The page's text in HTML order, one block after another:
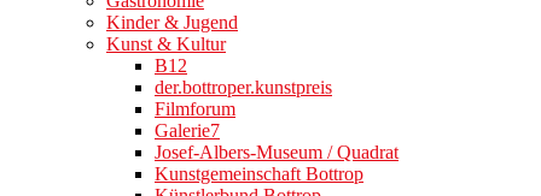
Kinder & Jugend
Kunst & Kultur
B12
der.bottroper.kunstpreis
Filmforum
Galerie7
Josef-Albers-Museum / Quadrat
Kunstgemeinschaft Bottrop